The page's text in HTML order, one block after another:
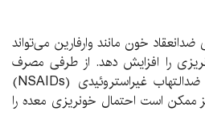
خون مانند وارفارین می‌تواند
را افزایش دهد. از طرفی مصرف
فلوکستین همراه با داروهای ضدالتهاب غیراستروئیدی (NSAIDs)
ممکن است احتمال خونریزی معده را